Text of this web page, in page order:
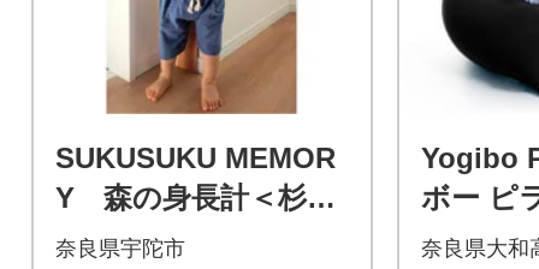
SUKUSUKU MEMOR
Y 森の身長計＜杉
＞ 木のインテリア
奈良県宇陀市
Yogibo
ボー ピ
ック
奈良県大和